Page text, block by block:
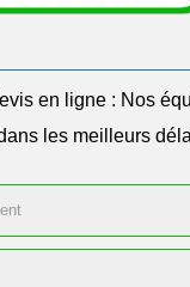
en ligne : Nos
les meilleurs